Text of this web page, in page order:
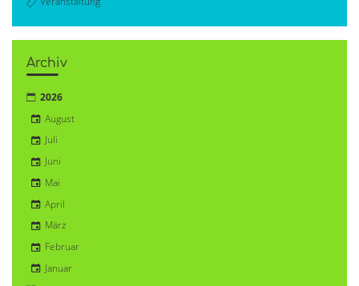
Archiv
2026
August
Juli
Juni
Mai
April
März
Februar
Januar